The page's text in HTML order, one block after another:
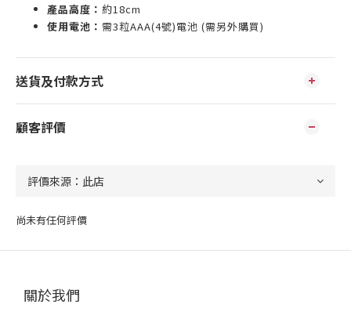
產品高度： 約18cm
使用電池： 需3粒AAA(4號)電池 (需另外購買)
送貨及付款方式
顧客評價
尚未有任何評價
關於我們